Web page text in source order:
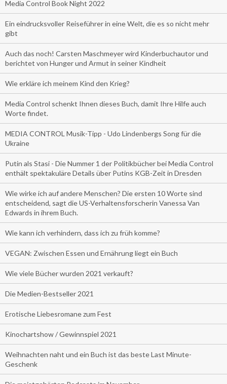
Media Control Book Night 2022
Ein eindrucksvoller Reiseführer in eine Welt, die es so nicht mehr
gibt
Auch das noch! Carsten Maschmeyer wird Kinderbuchautor und
berichtet von Hunger und Armut in seiner Kindheit
Wie erkläre ich meinem Kind den Krieg?
Media Control schenkt Ihnen dieses Buch, damit Ihre Hilfe auch
Worte findet.
MEDIA CONTROL Musik-Tipp - Udo Lindenbergs Song für die
Ukraine
Putin als Stasi - Die Nummer 1 der Politikbücher bei Media Control
enthält spektakuläre Details über Putins KGB-Zeit in Dresden
Wie wirke ich auf andere Menschen? Die ersten 10 Worte sind
entscheidend, sagt die US-Verhaltensforscherin Vanessa Van
Edwards in ihrem Buch.
Wie kann ich verhindern, dass ich zu früh komme?
VEGAN: Zwischen Essen und Ernährung liegt ein Buch
Wie viele Bücher wurden 2021 verkauft?
Die Medien-Bestseller 2021
Erotische Liebesromane zum Fest
Kinochartshow / Gewinnspiel 2021
Weihnachten naht und ein Buch ist das beste Last Minute-
Geschenk